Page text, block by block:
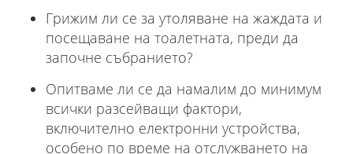
Грижим ли се за утоляване на жаждата и
посещаване на тоалетната, преди да
започне събранието?
Опитваме ли се да намалим до минимум
всички разсейващи фактори,
включително електронни устройства,
особено по време на отслужването на